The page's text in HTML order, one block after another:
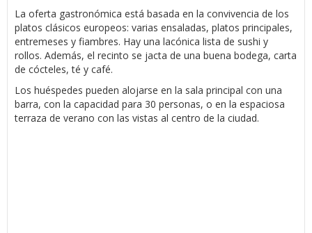
La oferta gastronómica está basada en la convivencia de los
platos clásicos europeos: varias ensaladas, platos principales,
entremeses y fiambres. Hay una lacónica lista de sushi y
rollos. Además, el recinto se jacta de una buena bodega, carta
de cócteles, té y café.
Los huéspedes pueden alojarse en la sala principal con una
barra, con la capacidad para 30 personas, o en la espaciosa
terraza de verano con las vistas al centro de la ciudad.